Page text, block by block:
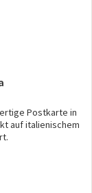
Postkarte in
auf italienischem